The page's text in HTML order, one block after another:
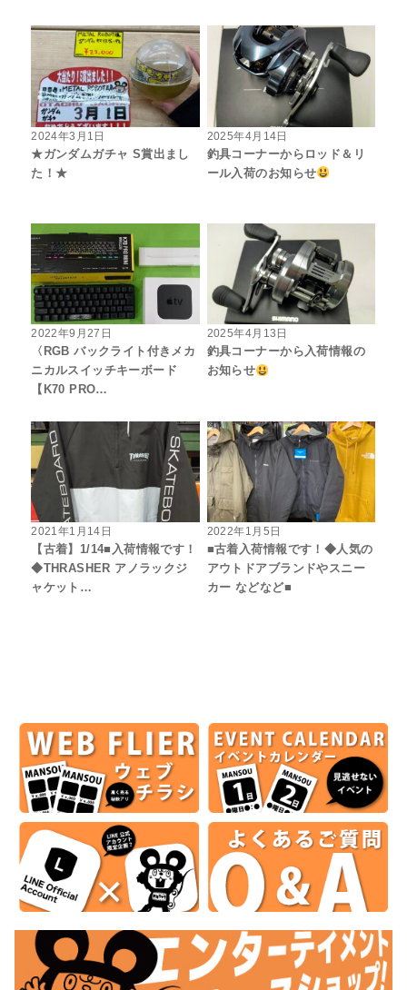
2024年3月1日
★ガンダムガチャ S賞出まし
た！★
2025年4月14日
釣具コーナーからロッド＆リ
ール入荷のお知らせ
2022年9月27日
〈RGB バックライト付きメカ
ニカルスイッチキーボード
【K70 PRO…
2025年4月13日
釣具コーナーから入荷情報の
お知らせ
2021年1月14日
【古着】1/14■入荷情報です！
◆THRASHER アノラックジ
ャケット…
2022年1月5日
■古着入荷情報です！◆人気の
アウトドアブランドやスニー
カー などなど■